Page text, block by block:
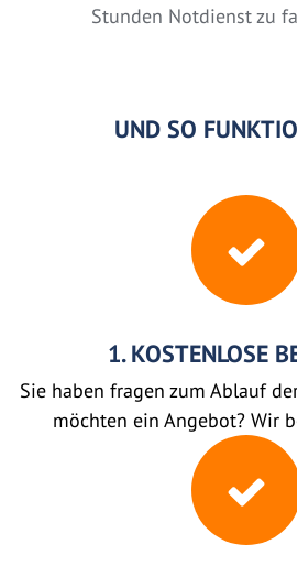
Stunden Notdienst zu
UND SO
1. KOSTENLOSE
Sie haben fragen zum Ablauf
möchten ein Angebot? Wir